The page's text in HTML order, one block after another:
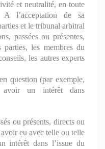
et neutralité, en toute
A l’acceptation de sa
et le tribunal arbitral
passées ou présentes,
les membres du
les autres experts
question (par exemple,
avoir un intérêt dans
ou présents, directs ou
eu avec telle ou telle
intérêt dans l’issue du